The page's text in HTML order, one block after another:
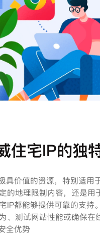
住宅IP的独
具价值的资源，特别适用
的地理限制内容，还是用
IP都能够提供可靠的支持
、测试网站性能或确保在
全优势